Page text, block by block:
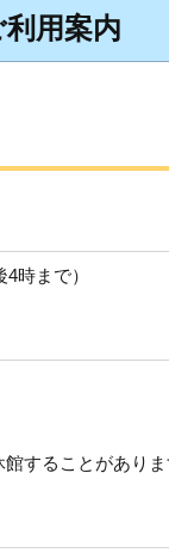
用案内
時まで）
することがありま